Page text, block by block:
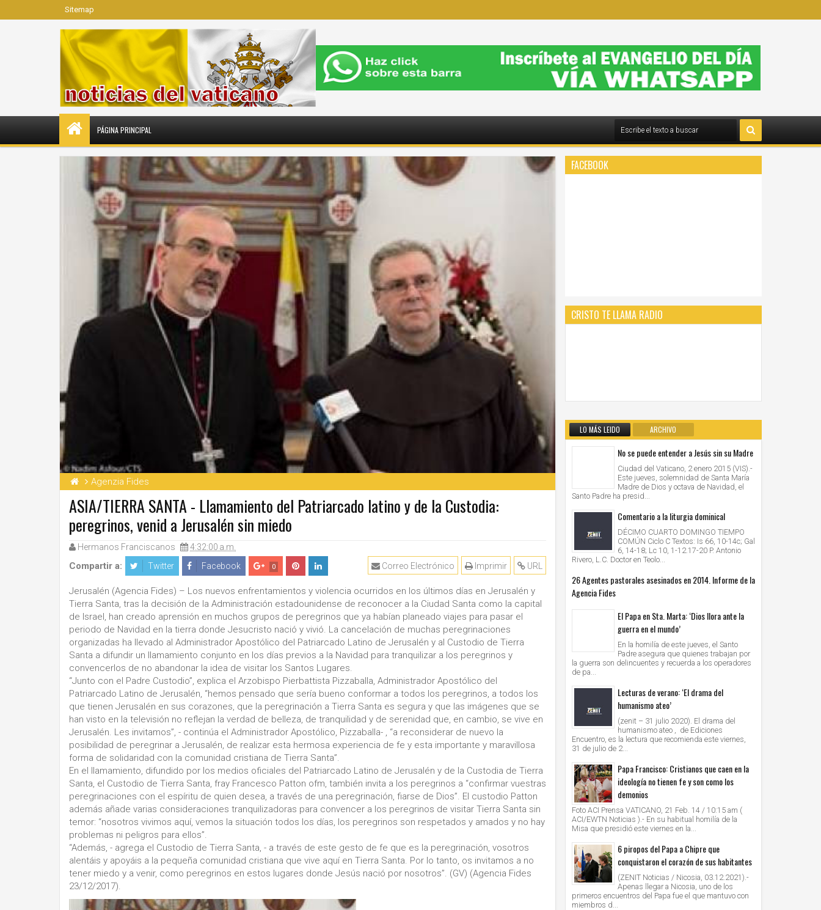
Sitemap
PÁGINA PRINCIPAL
Agenzia Fides
ASIA/TIERRA SANTA - Llamamiento del Patriarcado latino y de la Custodia:
peregrinos, venid a Jerusalén sin miedo
Hermanos Franciscanos 4:32:00 a.m.
Compartir a: Twitter Facebook 0 URL
Imprimir
Correo Electrónico
Jerusalén (Agencia Fides) – Los nuevos enfrentamientos y violencia ocurridos en los últimos días en Jerusalén y
Tierra Santa, tras la decisión de la Administración estadounidense de reconocer a la Ciudad Santa como la capital
de Israel, han creado aprensión en muchos grupos de peregrinos que ya habían planeado viajes para pasar el
periodo de Navidad en la tierra donde Jesucristo nació y vivió. La cancelación de muchas peregrinaciones
organizadas ha llevado al Administrador Apostólico del Patriarcado Latino de Jerusalén y al Custodio de Tierra
Santa a difundir un llamamiento conjunto en los días previos a la Navidad para tranquilizar a los peregrinos y
convencerlos de no abandonar la idea de visitar los Santos Lugares.
“Junto con el Padre Custodio”, explica el Arzobispo Pierbattista Pizzaballa, Administrador Apostólico del
Patriarcado Latino de Jerusalén, “hemos pensado que sería bueno conformar a todos los peregrinos, a todos los
que tienen Jerusalén en sus corazones, que la peregrinación a Tierra Santa es segura y que las imágenes que se
han visto en la televisión no reflejan la verdad de belleza, de tranquilidad y de serenidad que, en cambio, se vive en
Jerusalén. Les invitamos”, - continúa el Administrador Apostólico, Pizzaballa- , “a reconsiderar de nuevo la
posibilidad de peregrinar a Jerusalén, de realizar esta hermosa experiencia de fe y esta importante y maravillosa
forma de solidaridad con la comunidad cristiana de Tierra Santa”.
En el llamamiento, difundido por los medios oficiales del Patriarcado Latino de Jerusalén y de la Custodia de Tierra
Santa, el Custodio de Tierra Santa, fray Francesco Patton ofm, también invita a los peregrinos a “confirmar vuestras
peregrinaciones con el espíritu de quien desea, a través de una peregrinación, fiarse de Dios”. El custodio Patton
además añade varias consideraciones tranquilizadoras para convencer a los peregrinos de visitar Tierra Santa sin
temor: “nosotros vivimos aquí, vemos la situación todos los días, los peregrinos son respetados y amados y no hay
problemas ni peligros para ellos”.
“Además, - agrega el Custodio de Tierra Santa, - a través de este gesto de fe que es la peregrinación, vosotros
alentáis y apoyáis a la pequeña comunidad cristiana que vive aquí en Tierra Santa. Por lo tanto, os invitamos a no
tener miedo y a venir, como peregrinos en estos lugares donde Jesús nació por nosotros”. (GV) (Agencia Fides
23/12/2017).
FACEBOOK
CRISTO TE LLAMA RADIO
LO MÁS LEIDO ARCHIVO
No se puede entender a Jesús sin su Madre
Ciudad del Vaticano, 2 enero 2015 (VIS).-
Este jueves, solemnidad de Santa María
Madre de Dios y octava de Navidad, el
Santo Padre ha presid...
Comentario a la liturgia dominical
DÉCIMO CUARTO DOMINGO TIEMPO
COMÚN Ciclo C Textos: Is 66, 10-14c; Gal
6, 14-18; Lc 10, 1-12.17-20 P. Antonio
Rivero, L.C. Doctor en Teolo...
26 Agentes pastorales asesinados en 2014. Informe de la
Agencia Fides
El Papa en Sta. Marta: ‘Dios llora ante la
guerra en el mundo’
En la homilía de este jueves, el Santo
Padre asegura que quienes trabajan por
la guerra son delincuentes y recuerda a los operadores
de pa...
Lecturas de verano: ‘El drama del
humanismo ateo’
(zenit – 31 julio 2020). El drama del
humanismo ateo , de Ediciones
Encuentro, es la lectura que recomienda este viernes,
31 de julio de 2...
Papa Francisco: Cristianos que caen en la
ideología no tienen fe y son como los
demonios
Foto ACI Prensa VATICANO, 21 Feb. 14 / 10:15 am (
ACI/EWTN Noticias ).- En su habitual homilía de la
Misa que presidió este viernes en la...
6 piropos del Papa a Chipre que
conquistaron el corazón de sus habitantes
(ZENIT Noticias / Nicosia, 03.12.2021).-
Apenas llegar a Nicosia, uno de los
primeros encuentros del Papa fue el que mantuvo con
miembros d...